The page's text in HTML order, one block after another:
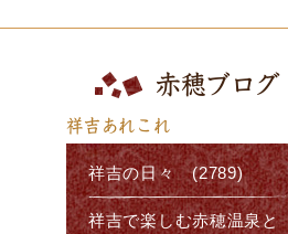
赤穂ブログ
祥吉あれこれ
祥吉の日々 (2789)
祥吉で楽しむ赤穂温泉と